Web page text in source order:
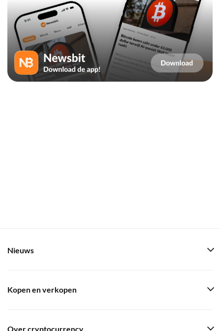
Nieuws
Kopen en verkopen
Over cryptocurrency